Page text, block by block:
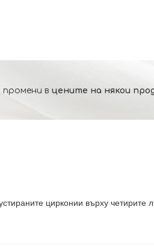
в цените на някои
цирконии върху четирите